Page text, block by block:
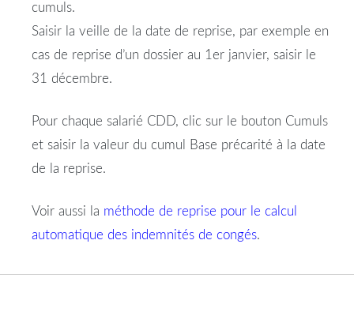
cumuls.
Saisir la veille de la date de reprise, par exemple en
cas de reprise d’un dossier au 1er janvier, saisir le
31 décembre.
Pour chaque salarié CDD, clic sur le bouton Cumuls
et saisir la valeur du cumul Base précarité à la date
de la reprise.
Voir aussi la méthode de reprise pour le calcul
automatique des indemnités de congés.